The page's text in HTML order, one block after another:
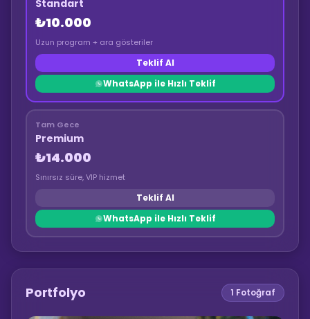
Standart
₺10.000
Uzun program + ara gösteriler
Teklif Al
WhatsApp ile Hızlı Teklif
Tam Gece
Premium
₺14.000
Sınırsız süre, VIP hizmet
Teklif Al
WhatsApp ile Hızlı Teklif
Portfolyo 1 Fotoğraf